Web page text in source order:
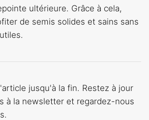
ultérieure. Grâce à cela,
de semis solides et sains sans
jusqu'à la fin. Restez à jour
à la newsletter et regardez-nous